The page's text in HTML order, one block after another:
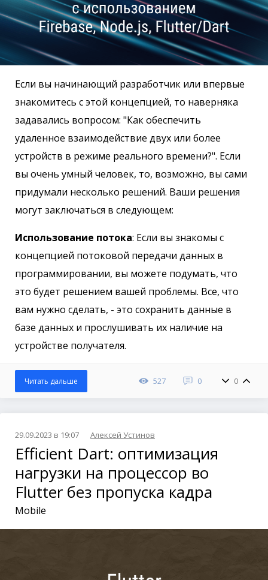
Если вы начинающий разработчик или впервые
знакомитесь с этой концепцией, то наверняка
задавались вопросом: "Как обеспечить
удаленное взаимодействие двух или более
устройств в режиме реального времени?". Если
вы очень умный человек, то, возможно, вы сами
придумали несколько решений. Ваши решения
могут заключаться в следующем:
Использование потока: Если вы знакомы с
концепцией потоковой передачи данных в
программировании, вы можете подумать, что
это будет решением вашей проблемы. Все, что
вам нужно сделать, - это сохранить данные в
базе данных и прослушивать их наличие на
устройстве получателя.
527 0 0
Читать дальше
29.09.2023 в 19:07 Алексей Устинов
Efficient Dart: оптимизация
нагрузки на процессор во
Flutter без пропуска кадра
Mobile